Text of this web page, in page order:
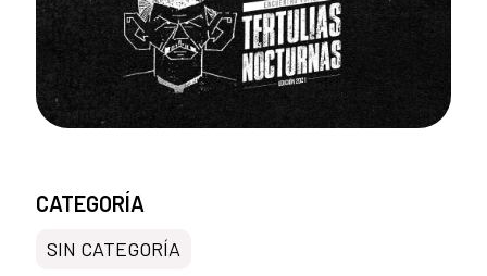
CATEGORÍA
SIN CATEGORÍA